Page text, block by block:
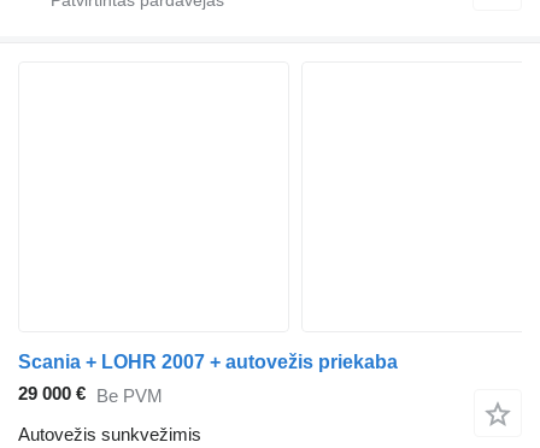
Scania + LOHR 2007 + autovežis priekaba
29 000 € Be PVM
Autovežis sunkvežimis